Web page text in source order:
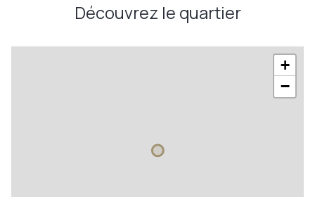
Découvrez le quartier
+
−